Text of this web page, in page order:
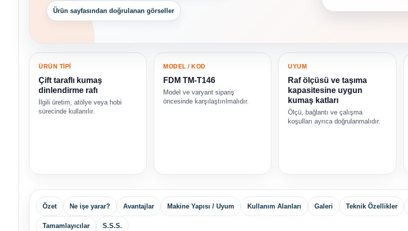
Ürün sayfasından doğrulanan görseller
ÜRÜN TİPİ
Çift taraflı kumaş
dinlendirme rafı
İlgili üretim, atölye veya hobi
sürecinde kullanılır.
MODEL / KOD
FDM TM-T146
Model ve varyant sipariş
öncesinde karşılaştırılmalıdır.
UYUM
Raf ölçüsü ve taşıma
kapasitesine uygun
kumaş katları
Ölçü, bağlantı ve çalışma
koşulları ayrıca doğrulanmalıdır.
Özet Ne işe yarar? Avantajlar Makine Yapısı / Uyum Kullanım Alanları Galeri Teknik Özellikler
Tamamlayıcılar S.S.S.